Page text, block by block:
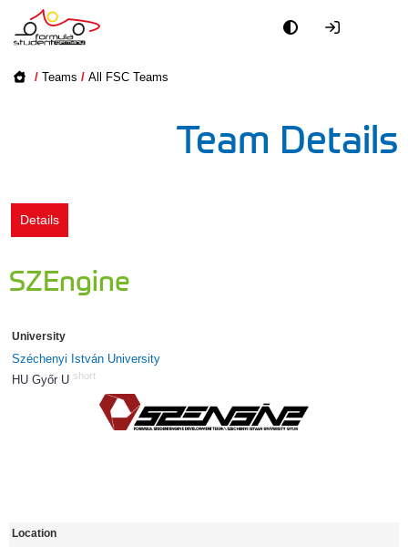
/ Teams / All FSC Teams
Team Details
Details
SZEngine
University
Széchenyi István University
HU Győr U short
Location